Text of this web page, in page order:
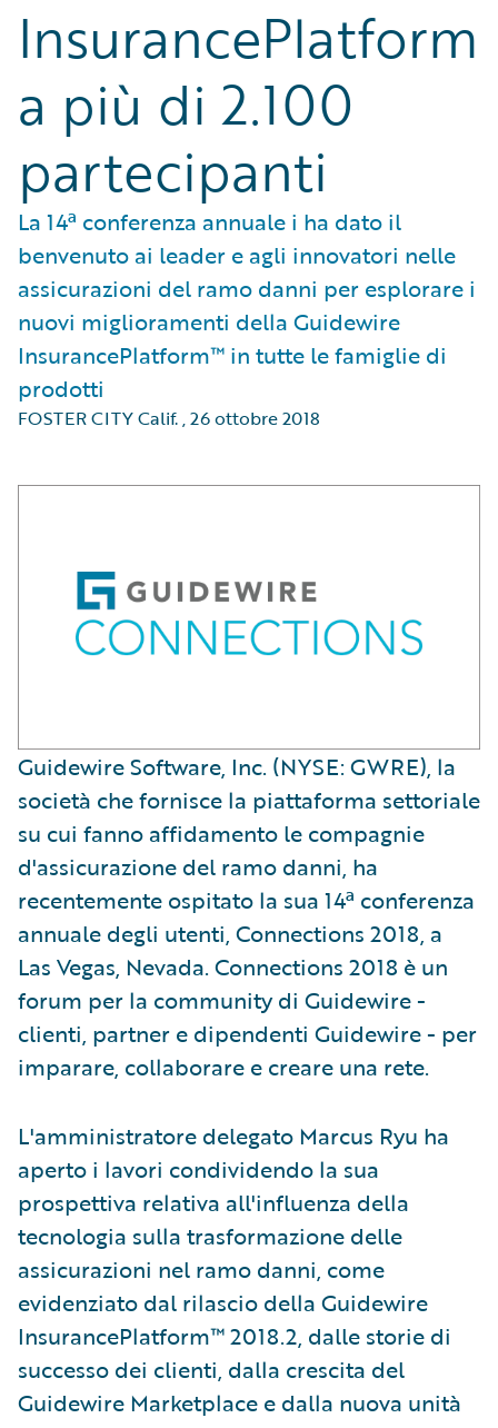
InsurancePlatform
a più di 2.100
partecipanti
La 14ª conferenza annuale i ha dato il
benvenuto ai leader e agli innovatori nelle
assicurazioni del ramo danni per esplorare i
nuovi miglioramenti della Guidewire
InsurancePlatform™ in tutte le famiglie di
prodotti
FOSTER CITY Calif.,26 ottobre 2018
Guidewire Software, Inc. (NYSE: GWRE), la
società che fornisce la piattaforma settoriale
su cui fanno affidamento le compagnie
d'assicurazione del ramo danni, ha
recentemente ospitato la sua 14ª conferenza
annuale degli utenti, Connections 2018, a
Las Vegas, Nevada. Connections 2018 è un
forum per la community di Guidewire -
clienti, partner e dipendenti Guidewire - per
imparare, collaborare e creare una rete.
L'amministratore delegato Marcus Ryu ha
aperto i lavori condividendo la sua
prospettiva relativa all'influenza della
tecnologia sulla trasformazione delle
assicurazioni nel ramo danni, come
evidenziato dal rilascio della Guidewire
InsurancePlatform™ 2018.2, dalle storie di
successo dei clienti, dalla crescita del
Guidewire Marketplace e dalla nuova unità